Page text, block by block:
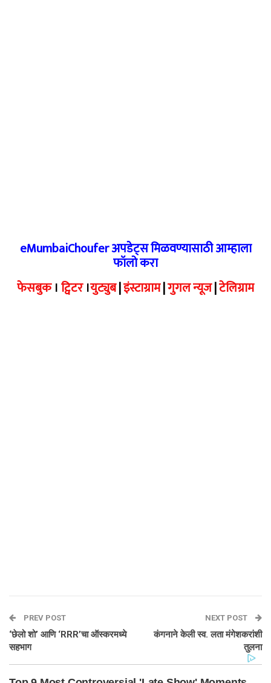
eMumbaiChoufer अपडेट्स मिळवण्यासाठी आम्हाला
फॉलो करा
फेसबुक।ट्विटर।युट्युब|इंस्टाग्राम|गुगल न्यूज|टेलिग्राम
PREV POST
‘छेलो शो’ आणि ‘RRR’चा ऑस्करमध्ये
सहभाग
NEXT POST
कंगनाने केली स्व. लता मंगेशकरांशी
तुलना